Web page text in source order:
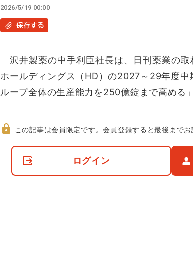
2026/5/19 00:00
保存する
沢井製薬の中手利臣社長は、日刊薬業の
ホールディングス（HD）の2027～29年度
ループ全体の生産能力を250億錠まで高める
て
この記事は会員限定です。会員登録すると最後までお
ログイン